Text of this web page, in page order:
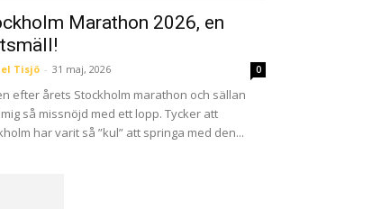
Marathon 2026, en
Tisjö - 31 maj, 2026 0
efter årets Stockholm marathon och sällan
så missnöjd med ett lopp. Tycker att
har varit så ”kul” att springa med den...